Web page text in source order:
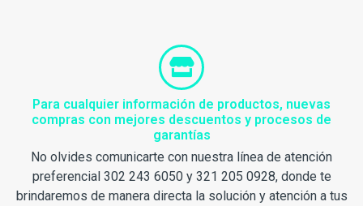
Para cualquier información de productos, nuevas
compras con mejores descuentos y procesos de
garantías
No olvides comunicarte con nuestra línea de atención
preferencial 302 243 6050 y 321 205 0928, donde te
brindaremos de manera directa la solución y atención a tus